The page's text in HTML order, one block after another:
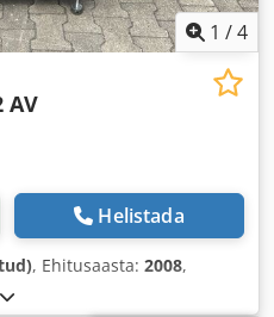
1 /4
AV
Helistada
, Ehitusaasta: 2008,